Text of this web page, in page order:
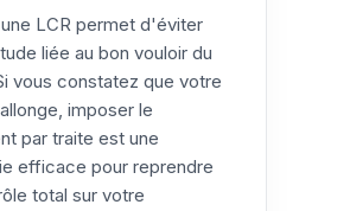
LCR permet d'éviter
liée au bon vouloir du
vous constatez que votre
imposer le
par traite est une
efficace pour reprendre
total sur votre